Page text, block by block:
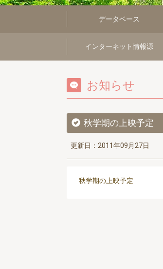
データベース
インターネット情報源
お知らせ
秋学期の上映予定
更新日：2011年09月27日
秋学期の上映予定